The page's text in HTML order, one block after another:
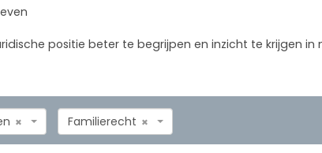
positie beter te begrijpen en inzicht te krijgen in
× ×
Familierecht